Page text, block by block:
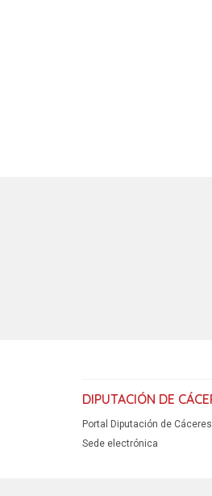
DIPUTACIÓN DE
Portal Diputación de Cáceres
Sede electrónica